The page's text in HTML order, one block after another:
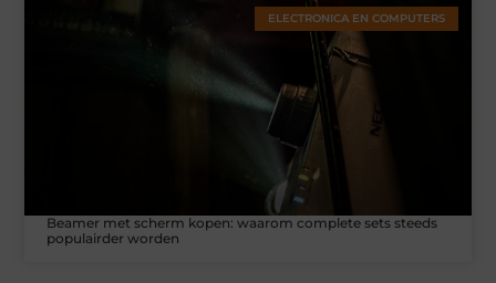
ELECTRONICA EN COMPUTERS
Beamer met scherm kopen: waarom complete sets steeds
populairder worden